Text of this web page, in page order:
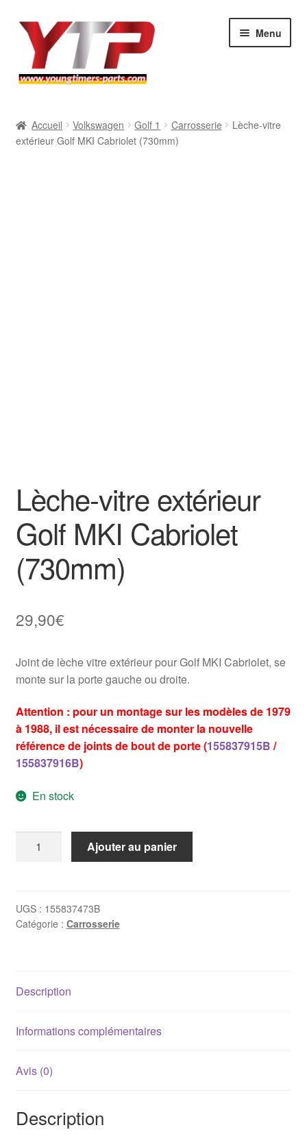
Aller
navigation
Aller
contenu
Menu
BMW
Accueil Volkswagen Golf 1 Carrosserie
Lèche-vitre
extérieur Golf MKI Cabriolet (730mm)
Lèche-vitre extérieur
Golf MKI Cabriolet
(730mm)
29,90€
Joint de lèche vitre extérieur pour Golf MKI Cabriolet, se
monte sur la porte gauche ou droite.
Attention : pour un montage sur les modèles de 1979
à 1988, il est nécessaire de monter la nouvelle
référence de joints de bout de porte (155837915B /
155837916B)
En stock
extérieur
Golf
Ajouter au panier
UGS : 155837473B
Catégorie : Carrosserie
Description
Informations complémentaires
Avis (0)
Description